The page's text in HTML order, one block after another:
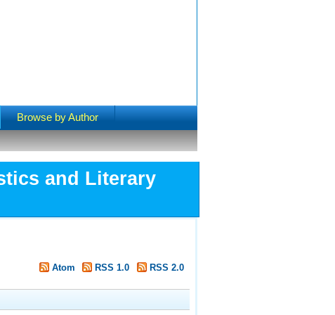
Browse by Author
and Literary
Atom RSS 1.0 RSS 2.0